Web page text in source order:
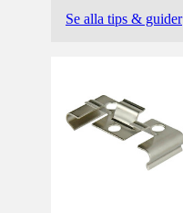
Se alla tips & guider